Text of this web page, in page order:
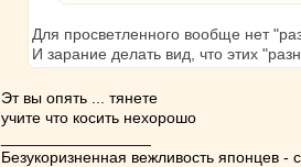
Для просветленного вообще нет
И зарание делать вид, что этих
Эт вы опять ... тянете
учите что косить нехорошо
Безукоризненная вежливость японцев -